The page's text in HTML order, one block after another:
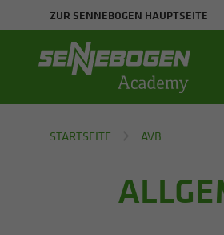
ZUR SENNEBOGEN HAUPTSEITE
STARTSEITE AVB